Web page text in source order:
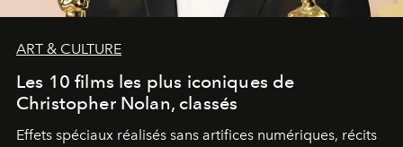
ART & CULTURE
Les 10 films les plus iconiques de
Christopher Nolan, classés
Effets spéciaux réalisés sans artifices numériques, récits